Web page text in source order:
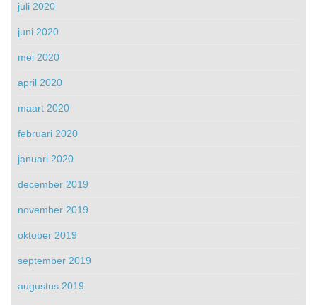
juli 2020
juni 2020
mei 2020
april 2020
maart 2020
februari 2020
januari 2020
december 2019
november 2019
oktober 2019
september 2019
augustus 2019